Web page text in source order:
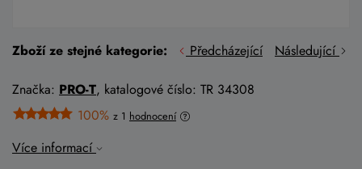
Zboží ze stejné kategorie: Předcházející Následující
Značka: PRO-T, katalogové číslo: TR 34308
100% z 1 hodnocení
Více informací